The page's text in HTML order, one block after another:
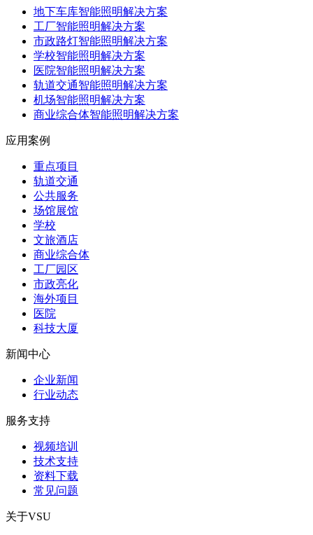
地下车库智能照明解决方案
工厂智能照明解决方案
市政路灯智能照明解决方案
学校智能照明解决方案
医院智能照明解决方案
轨道交通智能照明解决方案
机场智能照明解决方案
商业综合体智能照明解决方案
应用案例
重点项目
轨道交通
公共服务
场馆展馆
学校
文旅酒店
商业综合体
工厂园区
市政亮化
海外项目
医院
科技大厦
新闻中心
企业新闻
行业动态
服务支持
视频培训
技术支持
资料下载
常见问题
关于VSU